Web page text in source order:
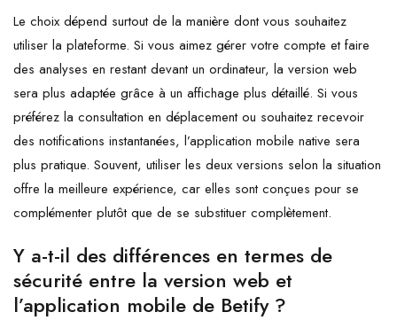
Le choix dépend surtout de la manière dont vous souhaitez
utiliser la plateforme. Si vous aimez gérer votre compte et faire
des analyses en restant devant un ordinateur, la version web
sera plus adaptée grâce à un affichage plus détaillé. Si vous
préférez la consultation en déplacement ou souhaitez recevoir
des notifications instantanées, l’application mobile native sera
plus pratique. Souvent, utiliser les deux versions selon la situation
offre la meilleure expérience, car elles sont conçues pour se
complémenter plutôt que de se substituer complètement.
Y a-t-il des différences en termes de
sécurité entre la version web et
l’application mobile de Betify ?